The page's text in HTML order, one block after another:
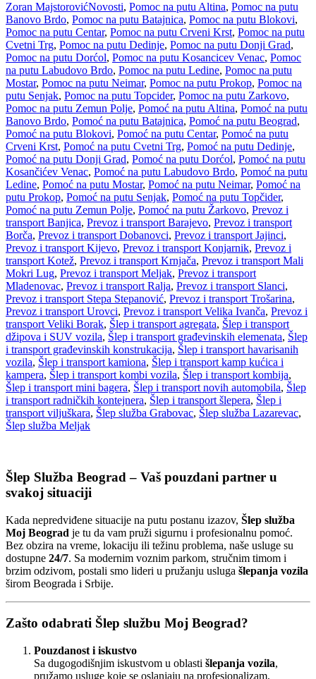
Zoran MajstorovićNovosti, Pomoc na putu Altina, Pomoc na putu
Banovo Brdo, Pomoc na putu Batajnica, Pomoc na putu Blokovi,
Pomoc na putu Centar, Pomoc na putu Crveni Krst, Pomoc na putu
Cvetni Trg, Pomoc na putu Dedinje, Pomoc na putu Donji Grad,
Pomoc na putu Dorćol, Pomoc na putu Kosancicev Venac, Pomoc
na putu Labudovo Brdo, Pomoc na putu Ledine, Pomoc na putu
Mostar, Pomoc na putu Neimar, Pomoc na putu Prokop, Pomoc na
putu Senjak, Pomoc na putu Topcider, Pomoc na putu Zarkovo,
Pomoc na putu Zemun Polje, Pomoć na putu Altina, Pomoć na putu
Banovo Brdo, Pomoć na putu Batajnica, Pomoć na putu Beograd,
Pomoć na putu Blokovi, Pomoć na putu Centar, Pomoć na putu
Crveni Krst, Pomoć na putu Cvetni Trg, Pomoć na putu Dedinje,
Pomoć na putu Donji Grad, Pomoć na putu Dorćol, Pomoć na putu
Kosančićev Venac, Pomoć na putu Labudovo Brdo, Pomoć na putu
Ledine, Pomoć na putu Mostar, Pomoć na putu Neimar, Pomoć na
putu Prokop, Pomoć na putu Senjak, Pomoć na putu Topčider,
Pomoć na putu Zemun Polje, Pomoć na putu Žarkovo, Prevoz i
transport Banjica, Prevoz i transport Barajevo, Prevoz i transport
Borča, Prevoz i transport Dobanovci, Prevoz i transport Jajinci,
Prevoz i transport Kijevo, Prevoz i transport Konjarnik, Prevoz i
transport Kotež, Prevoz i transport Krnjača, Prevoz i transport Mali
Mokri Lug, Prevoz i transport Meljak, Prevoz i transport
Mladenovac, Prevoz i transport Ralja, Prevoz i transport Slanci,
Prevoz i transport Stepa Stepanović, Prevoz i transport Trošarina,
Prevoz i transport Urovci, Prevoz i transport Velika Ivanča, Prevoz i
transport Veliki Borak, Šlep i transport agregata, Šlep i transport
džipova i SUV vozila, Šlep i transport građevinskih elemenata, Šlep
i transport građevinskih konstrukacija, Šlep i transport havarisanih
vozila, Šlep i transport kamiona, Šlep i transport kamp kućica i
kampera, Šlep i transport kombi vozila, Šlep i transport kombija,
Šlep i transport mini bagera, Šlep i transport novih automobila, Šlep
i transport radničkih kontejnera, Šlep i transport šlepera, Šlep i
transport viljuškara, Šlep služba Grabovac, Šlep služba Lazarevac,
Šlep služba Meljak
Šlep Služba Beograd – Vaš pouzdani partner u
svakoj situaciji
Kada nepredviđene situacije na putu postanu izazov, Šlep služba
Moj Beograd je tu da vam pruži sigurnu i profesionalnu pomoć.
Bez obzira na vreme, lokaciju ili težinu problema, naše usluge su
dostupne 24/7. Sa modernim voznim parkom, stručnim timom i
brzim odzivom, postali smo lideri u pružanju usluga šlepanja vozila
širom Beograda i Srbije.
Zašto odabrati Šlep službu Moj Beograd?
Pouzdanost i iskustvo
Sa dugogodišnjim iskustvom u oblasti šlepanja vozila,
pružamo usluge koje se oslanjaju na profesionalizam,